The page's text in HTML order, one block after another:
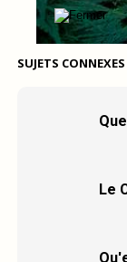
SUJETS
Le